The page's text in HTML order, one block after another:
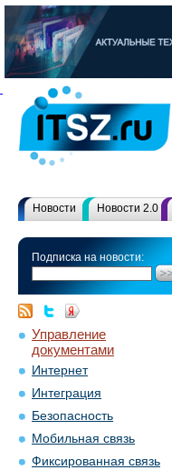
Новости Новости 2.0
Подписка на новости:
Управление
документами
Интернет
Интеграция
Безопасность
Мобильная связь
Фиксированная связь